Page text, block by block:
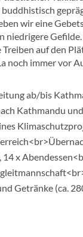
wir eine
niedrigere
Treiben auf den
noch immer vor
ab/bis
Kathmandu
x
Getränke (ca.